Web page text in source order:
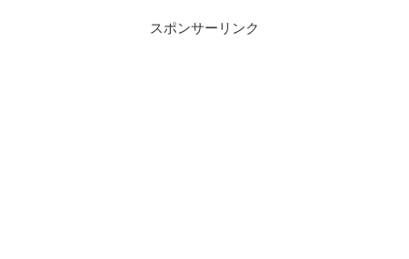
スポンサーリンク